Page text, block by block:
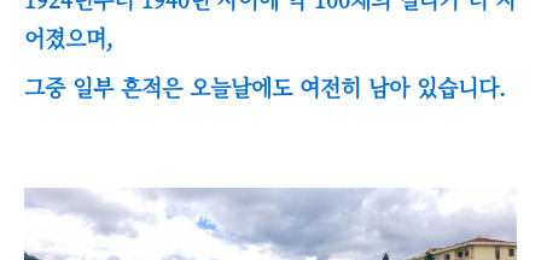
어졌으며,
그중 일부 흔적은 오늘날에도 여전히 남아 있습니다.